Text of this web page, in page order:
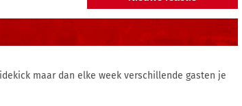
maar dan elke week verschillende gasten je